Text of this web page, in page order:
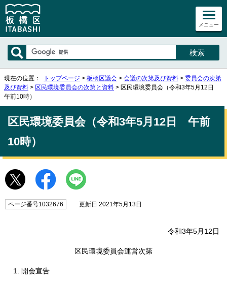
メニュー
現在の位置： トップページ > 板橋区議会 > 会議の次第及び資料 > 委員会の次第
及び資料 > 区民環境委員会の次第と資料 > 区民環境委員会（令和3年5月12日
午前10時）
区民環境委員会（令和3年5月12日 午前
10時）
ページ番号1032676 更新日 2021年5月13日
令和3年5月12日
区民環境委員会運営次第
開会宣告